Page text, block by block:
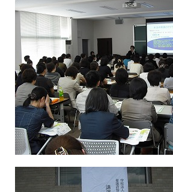
大学院【博士後期課程】
感染管理認定看護師教育課程
看護の智協働開発センター
入試案内
Q＆A
サイト案内